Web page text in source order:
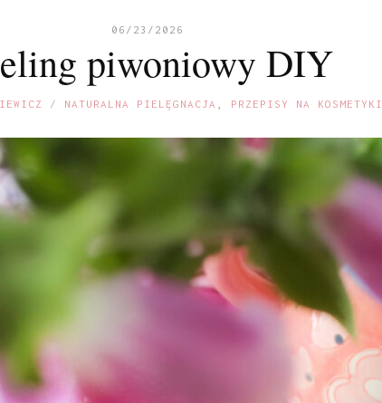
06/23/2026
piwoniowy DIY
NATURALNA PIELĘGNACJA PRZEPISY NA KOSMETYKI